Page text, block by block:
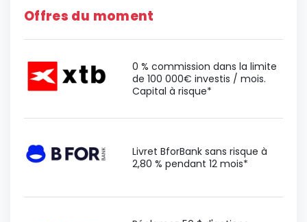
Offres du moment
0 % commission dans la limite
de 100 000€ investis / mois.
Capital à risque*
Livret BforBank sans risque à
2,80 % pendant 12 mois*